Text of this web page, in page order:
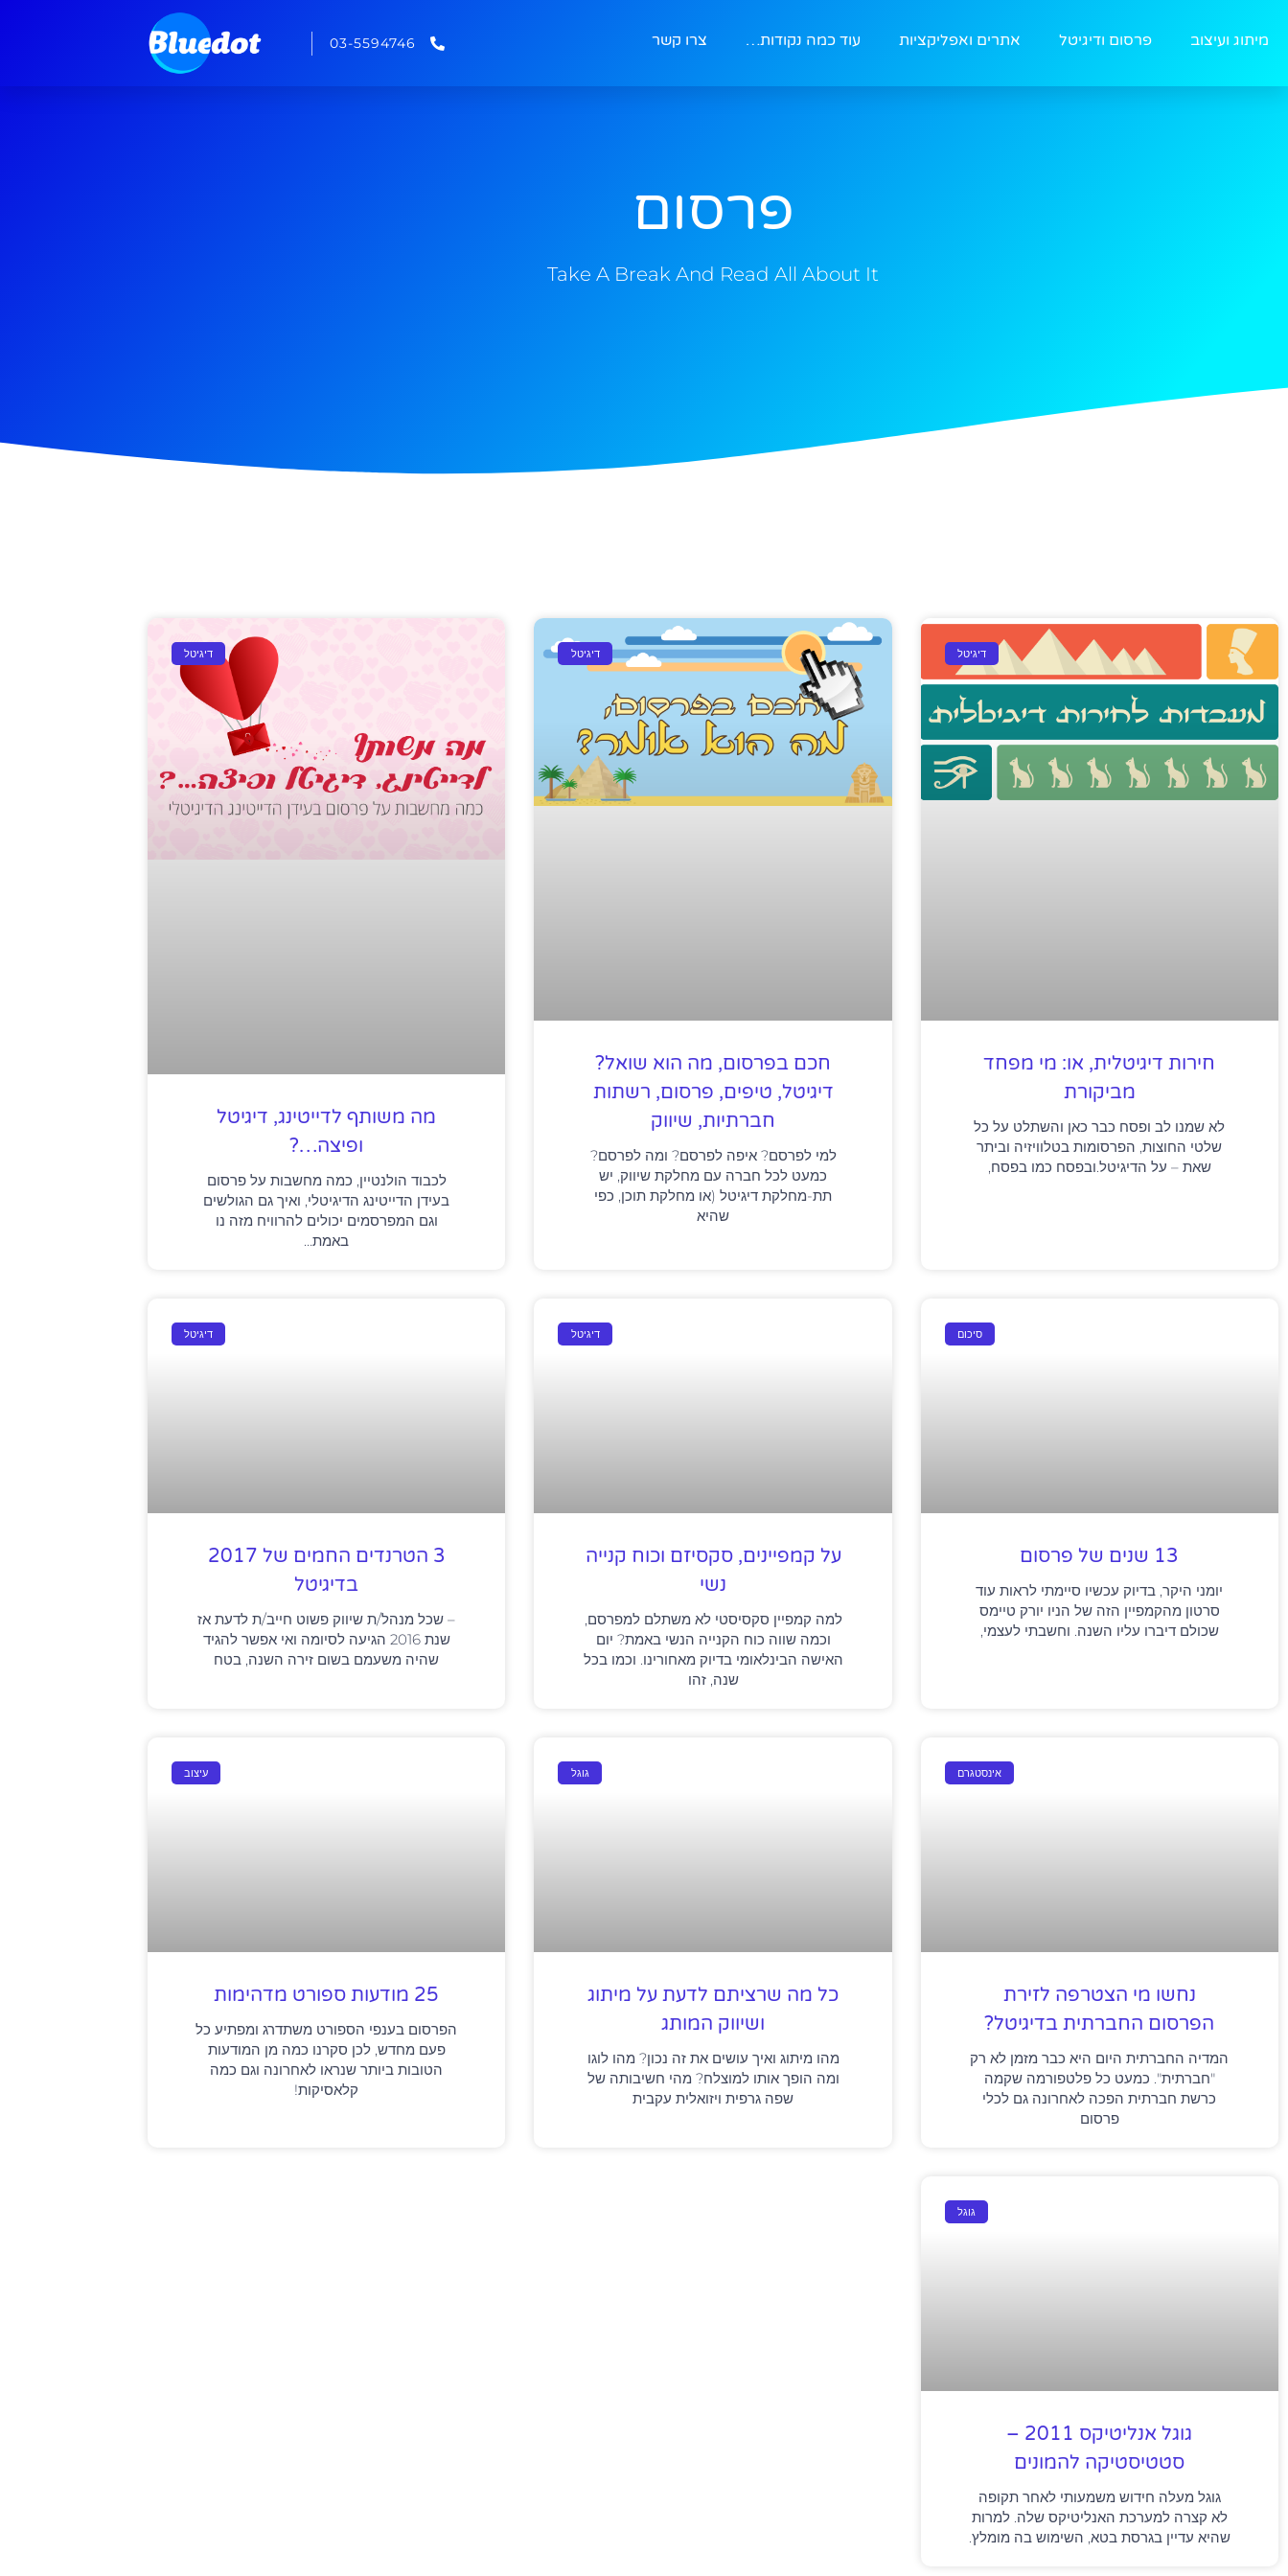
מיתוג ועיצוב פרסום ודיגיטל אתרים ואפליקציות עוד כמה נקודות… צרו קשר 03-5594746
פרסום
Take A Break And Read All About It
דיגיטל
חירות דיגיטלית, או: מי מפחד
מביקורת
לא שמנו לב ופסח כבר כאן והשתלט על כל
שלטי החוצות, הפרסומות בטלוויזיה וביתר
שאת – על הדיגיטל.ובפסח כמו בפסח,
דיגיטל
חכם בפרסום, מה הוא שואל?
דיגיטל, טיפים, פרסום, רשתות
חברתיות, שיווק
למי לפרסם? איפה לפרסם? ומה לפרסם?
כמעט לכל חברה עם מחלקת שיווק, יש
תת-מחלקת דיגיטל (או מחלקת תוכן, כפי
שהיא
דיגיטל
מה משותף לדייטינג, דיגיטל
ופיצה…?
לכבוד הולנטיין, כמה מחשבות על פרסום
בעידן הדייטינג הדיגיטלי, ואיך גם הגולשים
וגם המפרסמים יכולים להרוויח מזה נו
באמת…
סיכום
13 שנים של פרסום
יומני היקר, בדיוק עכשיו סיימתי לראות עוד
סרטון מהקמפיין הזה של הניו יורק טיימס
שכולם דיברו עליו השנה. וחשבתי לעצמי,
דיגיטל
על קמפיינים, סקסיזם וכוח קנייה
נשי
למה קמפיין סקסיסטי לא משתלם למפרסם,
וכמה שווה כוח הקנייה הנשי באמת? יום
האישה הבינלאומי בדיוק מאחורינו. וכמו בכל
שנה, זהו
דיגיטל
3 הטרנדים החמים של 2017
בדיגיטל
– שכל מנהל/ת שיווק פשוט חייב/ת לדעת אז
שנת 2016 הגיעה לסיומה ואי אפשר להגיד
שהיה משעמם בשום זירה השנה, בטח
אינסטגרם
נחשו מי הצטרפה לזירת
הפרסום החברתית בדיגיטל?
המדיה החברתית היום היא כבר מזמן לא רק
"חברתית". כמעט כל פלטפורמה שקמה
כרשת חברתית הפכה לאחרונה גם לכלי
פרסום
גוגל
כל מה שרציתם לדעת על מיתוג
ושיווק המותג
מהו מיתוג ואיך עושים את זה נכון? מהו לוגו
ומה הופך אותו למוצלח? מהי חשיבותה של
שפה גרפית ויזואלית עקבית
עיצוב
25 מודעות ספורט מדהימות
הפרסום בענפי הספורט משתדרג ומפתיע כל
פעם מחדש, לכן סקרנו כמה מן המודעות
הטובות ביותר שנראו לאחרונה וגם כמה
קלאסיקות!
גוגל
גוגל אנליטיקס 2011 –
סטטיסטיקה להמונים
גוגל מעלה חידוש משמעותי לאחר תקופה
לא קצרה למערכת האנליטיקס שלה. למרות
שהיא עדיין בגרסת בטא, השימוש בה מומלץ.